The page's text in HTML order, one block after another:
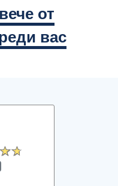
от
вас